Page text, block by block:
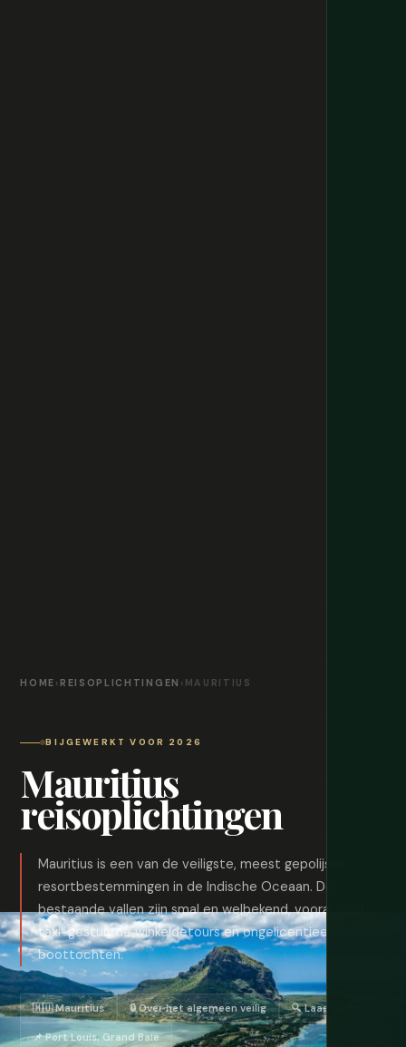
HOME ›REISOPLICHTINGEN › MAURITIUS
BIJGEWERKT VOOR 2026
Mauritius
reisoplichtingen
Mauritius is een van de veiligste, meest gepolijste
resortbestemmingen in de Indische Oceaan. De
bestaande vallen zijn smal en welbekend, vooral rond
taxi-gestuurde winkeldetours en ongelicentieerde
boottochten.
🇲🇺 Mauritius 🔒 Over het algemeen veilig 🔍 Laag risico
📌 Port Louis, Grand Baie